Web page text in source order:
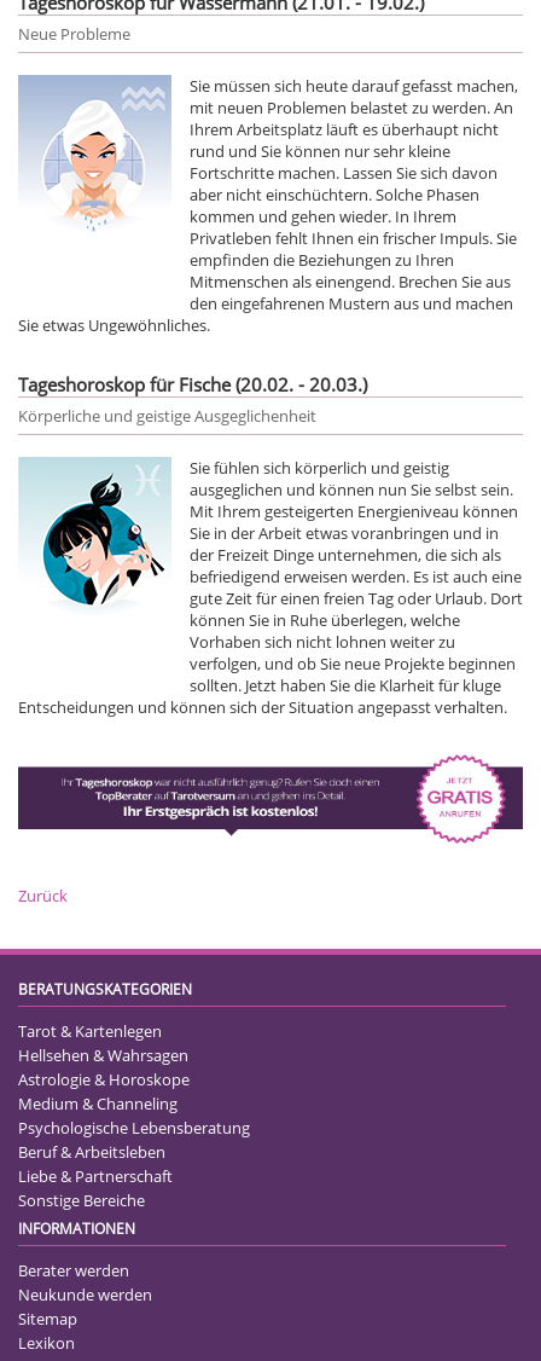
Neue Probleme
Sie müssen sich heute darauf gefasst machen,
mit neuen Problemen belastet zu werden. An
Ihrem Arbeitsplatz läuft es überhaupt nicht
rund und Sie können nur sehr kleine
Fortschritte machen. Lassen Sie sich davon
aber nicht einschüchtern. Solche Phasen
kommen und gehen wieder. In Ihrem
Privatleben fehlt Ihnen ein frischer Impuls. Sie
empfinden die Beziehungen zu Ihren
Mitmenschen als einengend. Brechen Sie aus
den eingefahrenen Mustern aus und machen
Sie etwas Ungewöhnliches.
Tageshoroskop für Fische (20.02. - 20.03.)
Körperliche und geistige Ausgeglichenheit
Sie fühlen sich körperlich und geistig
ausgeglichen und können nun Sie selbst sein.
Mit Ihrem gesteigerten Energieniveau können
Sie in der Arbeit etwas voranbringen und in
der Freizeit Dinge unternehmen, die sich als
befriedigend erweisen werden. Es ist auch eine
gute Zeit für einen freien Tag oder Urlaub. Dort
können Sie in Ruhe überlegen, welche
Vorhaben sich nicht lohnen weiter zu
verfolgen, und ob Sie neue Projekte beginnen
sollten. Jetzt haben Sie die Klarheit für kluge
Entscheidungen und können sich der Situation angepasst verhalten.
Zurück
BERATUNGSKATEGORIEN
Tarot & Kartenlegen
Hellsehen & Wahrsagen
Astrologie & Horoskope
Medium & Channeling
Psychologische Lebensberatung
Beruf & Arbeitsleben
Liebe & Partnerschaft
Sonstige Bereiche
INFORMATIONEN
Berater werden
Neukunde werden
Sitemap
Lexikon